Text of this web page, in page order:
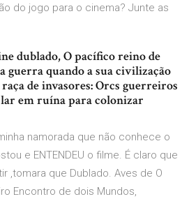
do jogo para o cinema? Junte as
dublado, O pacífico reino de
guerra quando a sua civilização
de invasores: Orcs guerreiros
lar em ruína para colonizar
namorada que não conhece o
e ENTENDEU o filme. É claro que
,tomara que Dublado. Aves de O
Encontro de dois Mundos,